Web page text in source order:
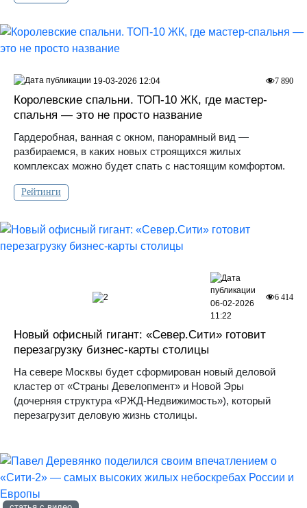
Королевские спальни. ТОП-10 ЖК, где мастер-
спальня — это не просто название
Гардеробная, ванная с окном, панорамный вид —
разбираемся, в каких новых строящихся жилых
комплексах можно будет спать с настоящим комфортом.
Рейтинги
7 890
19-03-2026 12:04
Новый офисный гигант: «Север.Сити» готовит
перезагрузку бизнес-карты столицы
На севере Москвы будет сформирован новый деловой
кластер от «Страны Девелопмент» и Новой Эры
(дочерняя структура «РЖД-Недвижимость»), который
перезагрузит деловую жизнь столицы.
2 6 414
06-02-2026
11:22